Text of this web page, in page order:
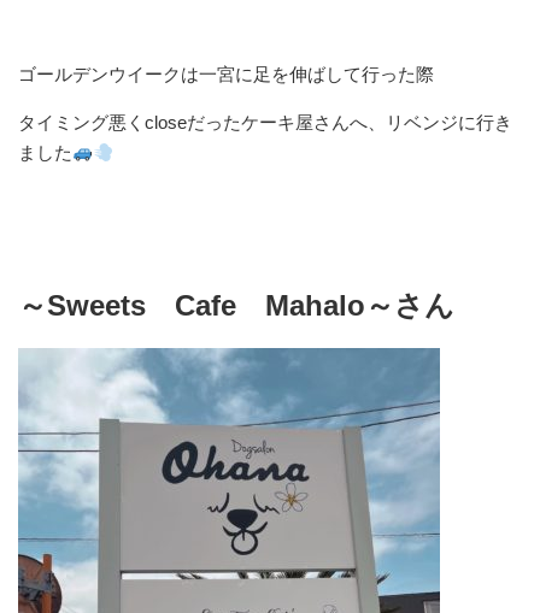
ゴールデンウイークは一宮に足を伸ばして行った際
タイミング悪くcloseだったケーキ屋さんへ、リベンジに行き
ました
～Sweets Cafe Mahalo～さん